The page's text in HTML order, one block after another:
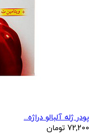
پودر ژله آلبالو دراژه...
72,200 تومان